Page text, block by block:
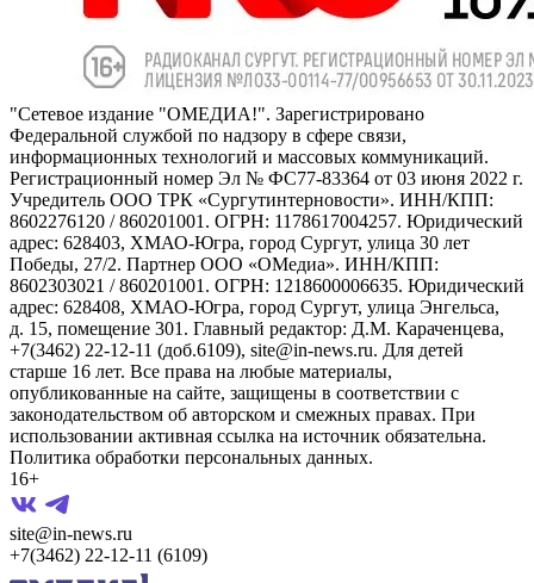
"Сетевое издание "ОМЕДИА!". Зарегистрировано
Федеральной службой по надзору в сфере связи,
информационных технологий и массовых коммуникаций.
Регистрационный номер Эл № ФС77-83364 от 03 июня 2022 г.
Учредитель ООО ТРК «Сургутинтерновости». ИНН/КПП:
8602276120 / 860201001. ОГРН: 1178617004257. Юридический
адрес: 628403, ХМАО-Югра, город Сургут, улица 30 лет
Победы, 27/2. Партнер ООО «ОМедиа». ИНН/КПП:
8602303021 / 860201001. ОГРН: 1218600006635. Юридический
адрес: 628408, ХМАО-Югра, город Сургут, улица Энгельса,
д. 15, помещение 301. Главный редактор: Д.М. Караченцева,
+7(3462) 22-12-11 (доб.6109), site@in-news.ru. Для детей
старше 16 лет. Все права на любые материалы,
опубликованные на сайте, защищены в соответствии с
законодательством об авторском и смежных правах. При
использовании активная ссылка на источник обязательна.
Политика обработки персональных данных.
16+
site@in-news.ru
+7(3462) 22-12-11 (6109)